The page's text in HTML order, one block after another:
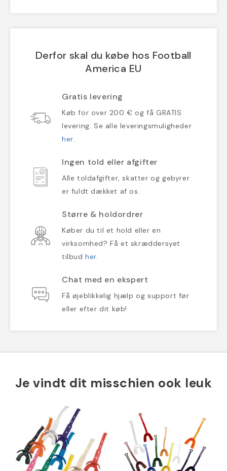
Derfor skal du købe hos Football
America EU
Gratis levering
Køb for over 200 € og få GRATIS
levering. Se alle leveringsmuligheder
her.
Ingen told eller afgifter
Alle toldafgifter, skatter og gebyrer
er fuldt dækket af os.
Større & holdordrer
Køber du til et hold eller en
virksomhed? Få et skræddersyet
tilbudher.
Chat med en ekspert
Få øjeblikkelig hjælp og support før
eller efter dit køb!
Je vindt dit misschien ook leuk